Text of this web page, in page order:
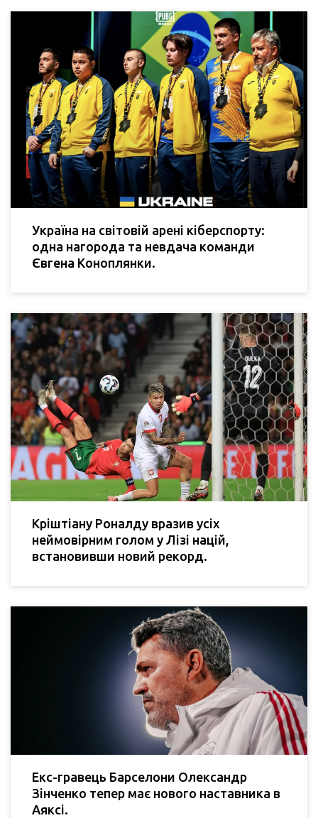
Україна на світовій арені кіберспорту:
одна нагорода та невдача команди
Євгена Коноплянки.
Кріштіану Роналду вразив усіх
неймовірним голом у Лізі націй,
встановивши новий рекорд.
Екс-гравець Барселони Олександр
Зінченко тепер має нового наставника в
Аяксі.